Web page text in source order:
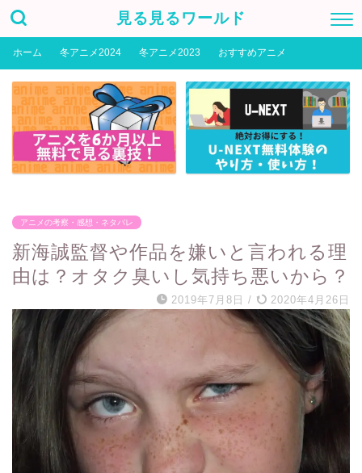
見る見るワールド
ホーム 冬アニメ2024 冬アニメ2023 おすすめアニメ
アニメの考察・感想・ネタバレ
新海誠監督や作品を嫌いと言われる理
由は？オタク臭いし気持ち悪いから？
2019年7月8日 / 2020年4月26日